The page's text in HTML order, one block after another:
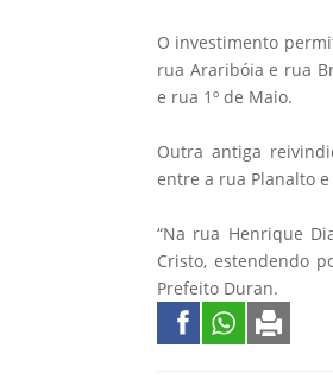
O investimento
rua Araribóia e rua
e rua 1º de Maio.
Outra antiga
entre a rua Planalto
“Na rua Henrique
Cristo, estendendo
Prefeito Duran.